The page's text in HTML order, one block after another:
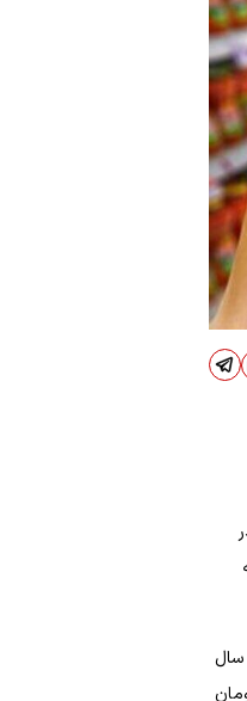
سال
و دهک‌های چهارم تا هفتم به ازای هر نفر ۳۵۰هزار تومان